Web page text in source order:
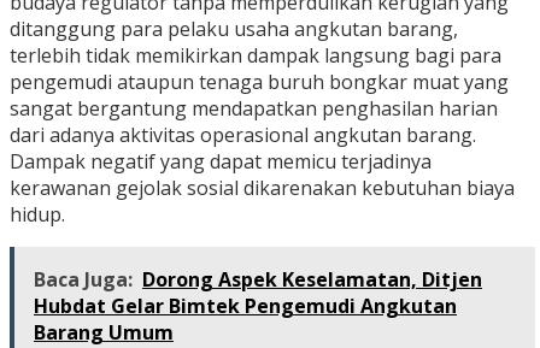
ditanggung para pelaku usaha angkutan barang,
terlebih tidak memikirkan dampak langsung bagi para
pengemudi ataupun tenaga buruh bongkar muat yang
sangat bergantung mendapatkan penghasilan harian
dari adanya aktivitas operasional angkutan barang.
Dampak negatif yang dapat memicu terjadinya
kerawanan gejolak sosial dikarenakan kebutuhan biaya
hidup.
Baca Juga: Dorong Aspek Keselamatan, Ditjen
Hubdat Gelar Bimtek Pengemudi Angkutan
Barang Umum